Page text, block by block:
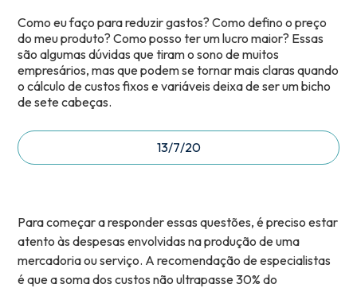
Como eu faço para reduzir gastos? Como defino o preço
do meu produto? Como posso ter um lucro maior? Essas
são algumas dúvidas que tiram o sono de muitos
empresários, mas que podem se tornar mais claras quando
o cálculo de custos fixos e variáveis deixa de ser um bicho
de sete cabeças.
13/7/20
Para começar a responder essas questões, é preciso estar
atento às despesas envolvidas na produção de uma
mercadoria ou serviço. A recomendação de especialistas
é que a soma dos custos não ultrapasse 30% do